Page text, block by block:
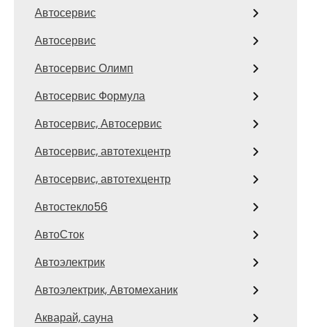
Автосервис
Автосервис
Автосервис Олимп
Автосервис Формула
Автосервис, Автосервис
Автосервис, автотехцентр
Автосервис, автотехцентр
Автостекло56
АвтоСток
Автоэлектрик
Автоэлектрик, Автомеханик
Акварай, сауна